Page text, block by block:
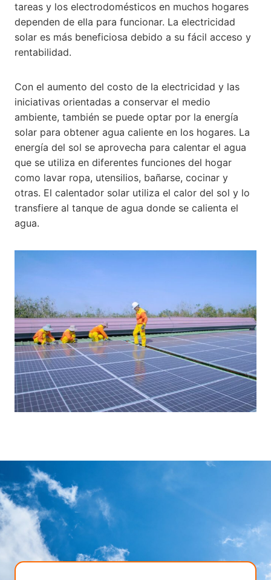
tareas y los electrodomésticos en muchos hogares
dependen de ella para funcionar. La electricidad
solar es más beneficiosa debido a su fácil acceso y
rentabilidad.
Con el aumento del costo de la electricidad y las
iniciativas orientadas a conservar el medio
ambiente, también se puede optar por la energía
solar para obtener agua caliente en los hogares. La
energía del sol se aprovecha para calentar el agua
que se utiliza en diferentes funciones del hogar
como lavar ropa, utensilios, bañarse, cocinar y
otras. El calentador solar utiliza el calor del sol y lo
transfiere al tanque de agua donde se calienta el
agua.